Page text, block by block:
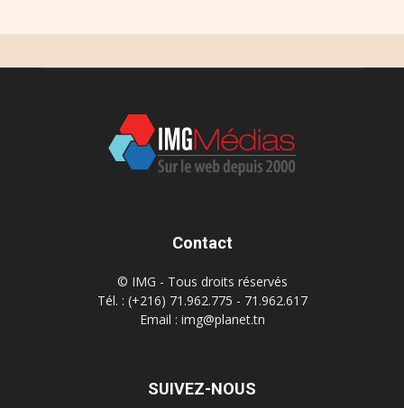
Contact
© IMG - Tous droits réservés
Tél. : (+216) 71.962.775 - 71.962.617
Email : img@planet.tn
SUIVEZ-NOUS